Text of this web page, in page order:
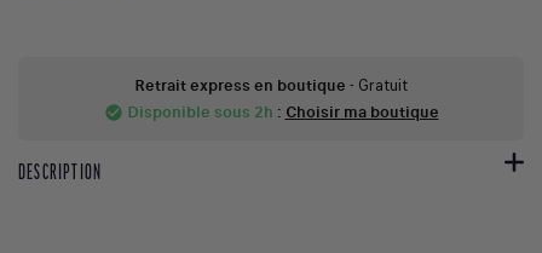
Retrait express en boutique - Gratuit
check_circle Disponible sous 2h : Choisir ma boutique
DESCRIPTION